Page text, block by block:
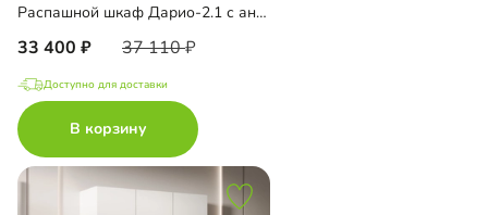
Распашной шкаф Дарио-2.1 с антресолью
33 400 37 110
Доступно для доставки
В корзину